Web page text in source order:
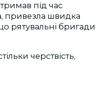
під час
привезла швидка
рятувальні бригади
черствість,